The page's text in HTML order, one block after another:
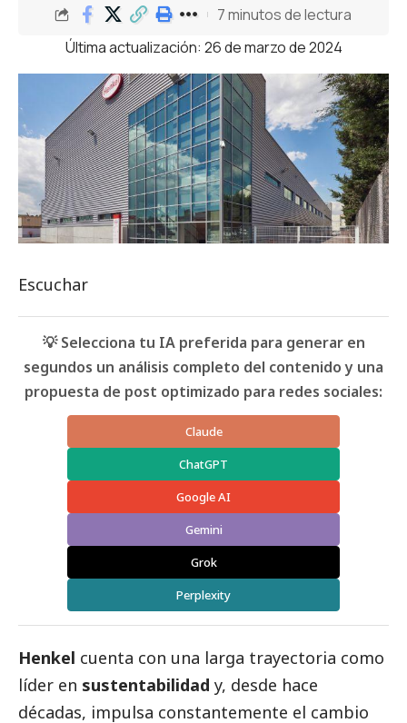
Última actualización: 26 de marzo de 2024
7 minutos de lectura
Escuchar
💡 Selecciona tu IA preferida para generar en
segundos un análisis completo del contenido y una
propuesta de post optimizado para redes sociales:
Claude
ChatGPT
Google AI
Gemini
Grok
Perplexity
Henkel cuenta con una larga trayectoria como
líder en sustentabilidad y, desde hace
décadas, impulsa constantemente el cambio